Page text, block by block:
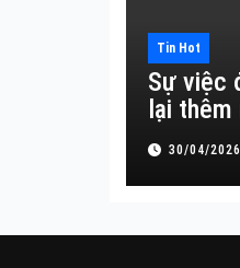
Tin Hot
Sự việc
lại
đắt giá
thường.
30/04/2026